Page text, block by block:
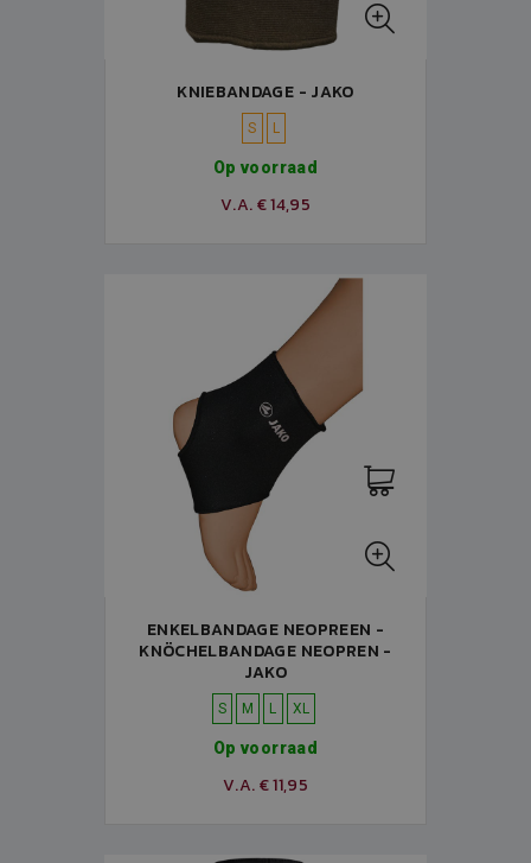
KNIEBANDAGE - JAKO
S L
Op voorraad
V.A. € 14,95
ENKELBANDAGE NEOPREEN -
KNÖCHELBANDAGE NEOPREN -
JAKO
S M L XL
Op voorraad
V.A. € 11,95